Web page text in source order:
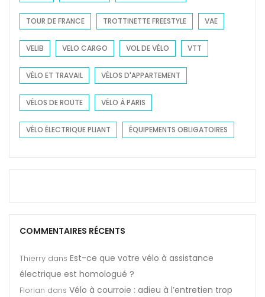
TOUR DE FRANCE TROTTINETTE FREESTYLE VAE
VELIB VELO CARGO VOL DE VÉLO VTT
VÉLO ET TRAVAIL VÉLOS D'APPARTEMENT
VÉLOS DE ROUTE VÉLO À PARIS
VÉLO ÉLECTRIQUE PLIANT ÉQUIPEMENTS OBLIGATOIRES
COMMENTAIRES RÉCENTS
Thierry dans Est-ce que votre vélo à assistance
électrique est homologué ?
Florian dans Vélo à courroie : adieu à l’entretien trop